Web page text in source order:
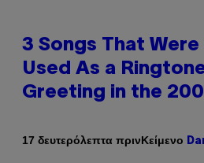
3 Songs That
Used As a
Greeting in the
17 δευτερόλεπτα πρινΚείμενο